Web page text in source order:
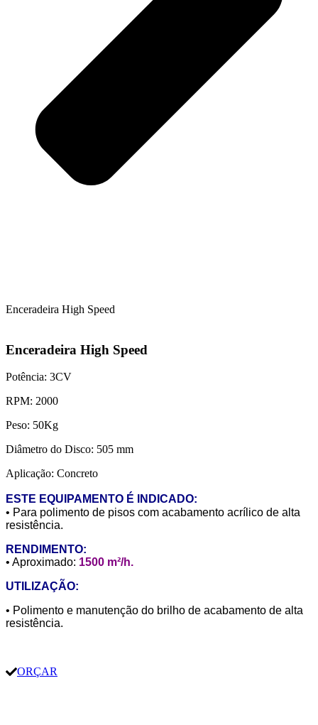
Enceradeira High Speed
Enceradeira High Speed
Potência: 3CV
RPM: 2000
Peso: 50Kg
Diâmetro do Disco: 505 mm
Aplicação: Concreto
ESTE EQUIPAMENTO É INDICADO:
• Para polimento de pisos com acabamento acrílico de alta
resistência.
RENDIMENTO:
• Aproximado: 1500 m²/h.
UTILIZAÇÃO:
• Polimento e manutenção do brilho de acabamento de alta
resistência.
ORÇAR